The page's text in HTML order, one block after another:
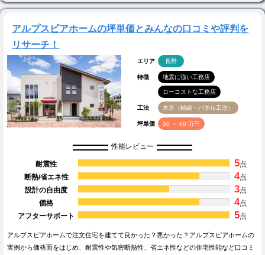
アルプスピアホームの坪単価とみんなの口コミや評判を
リサーチ！
エリア 長野
特徴 地震に強い工務店
ローコストな工務店
工法 木造（軸組・パネル工法）
坪単価 50 ～ 60 万円
性能レビュー
耐震性 5点
断熱/省エネ性
4点
設計の自由度
3点
価格
4点
アフターサポート
5点
アルプスピアホームで注文住宅を建てて良かった？悪かった？アルプスピアホームの
実例から価格面をはじめ、耐震性や気密断熱性、省エネ性などの住宅性能など口コミ